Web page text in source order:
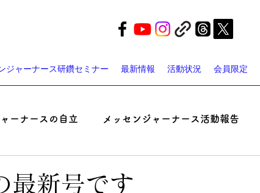
ジャーナース研鑽セミナー 最新情報 活動状況 会員限定
ーナースの自立 メッセンジャーナース活動報告
最新号です